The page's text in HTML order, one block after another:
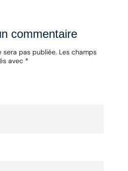
commentaire
sera pas publiée. Les champs
avec *